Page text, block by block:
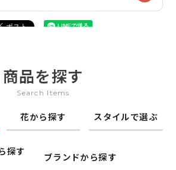
商品を探す
Search Items
花から探す スタイルで選ぶ
探す ブランドから探す